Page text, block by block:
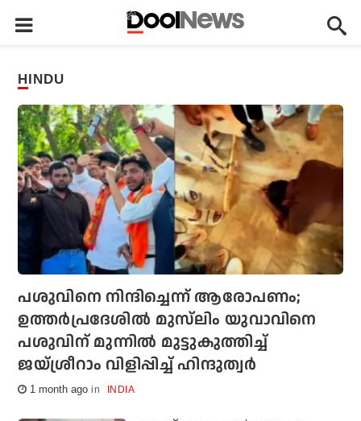
HINDU
പശുവിനെ നിന്ദിച്ചെന്ന് ആരോപണം;
ഉത്തര്‍പ്രദേശില്‍ മുസ്‌ലിം യുവാവിനെ
പശുവിന് മുന്നില്‍ മുട്ടുകുത്തിച്ച്
ജയ്ശ്രീറാം വിളിപ്പിച്ച് ഹിന്ദുത്വര്‍
1 month ago INDIA